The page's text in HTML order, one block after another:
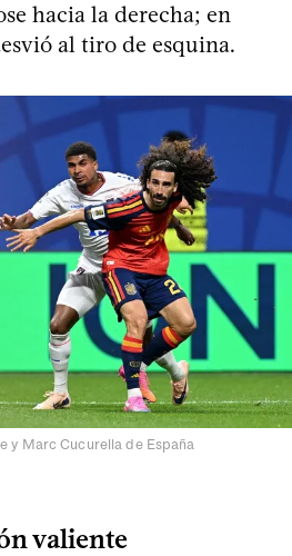
hacia la derecha; en
al tiro de esquina.
y Marc Cucurella de España
valiente